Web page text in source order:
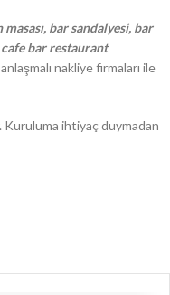
bar sandalyesi, bar
bar restaurant
nakliye firmaları ile
Kuruluma ihtiyaç duymadan